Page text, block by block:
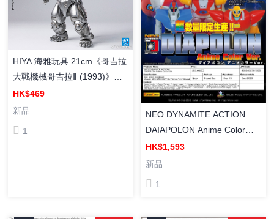
HIYA 海雅玩具 21cm《哥吉拉
大戰機械哥吉拉Ⅱ (1993)》超
級機械哥吉拉 (EBG0286) 塗
裝成品
HK$469
新品
1
NEO DYNAMITE ACTION
DAIAPOLON Anime Color
Ver. UFO戰士 太寶郎
Diapolon （動漫彩色版）
HK$1,593
新品
1